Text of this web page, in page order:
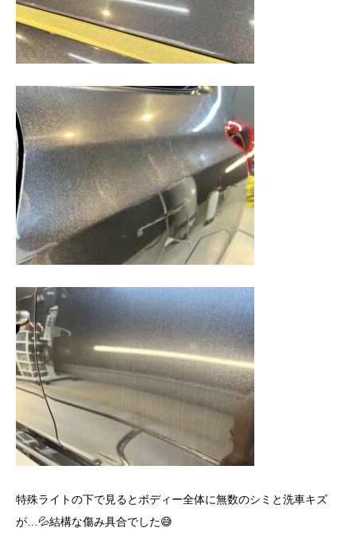
特殊ライトの下で見るとボディー全体に無数のシミと洗車キズ
が…💦結構な傷み具合でした😅